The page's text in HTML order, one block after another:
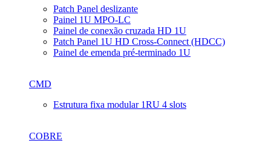
Patch Panel deslizante
Painel 1U MPO-LC
Painel de conexão cruzada HD 1U
Patch Panel 1U HD Cross-Connect (HDCC)
Painel de emenda pré-terminado 1U
CMD
Estrutura fixa modular 1RU 4 slots
COBRE